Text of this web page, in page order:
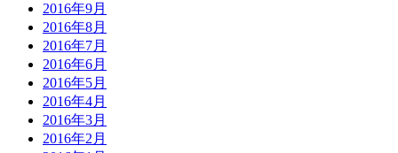
2016年9月
2016年8月
2016年7月
2016年6月
2016年5月
2016年4月
2016年3月
2016年2月